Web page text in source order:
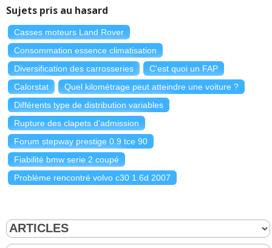
Sujets pris au hasard
Casses moteurs Land Rover
Consommation essence climatisation
Diversification des carrosseries
C'est quoi un FAP
Calorstat
Quel kilométrage peut atteindre une voiture ?
Différents type de distribution variables
Rupture des clapets d'admission
Forum stepway prestige 0.9 tce 90
Fiabilité bmw serie 2 coupé
Problème rencontré volvo c30 1.6d 2007